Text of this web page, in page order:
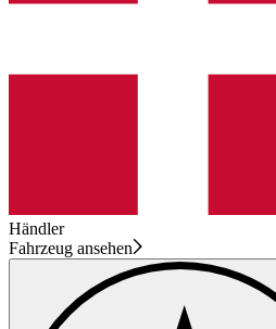
Händler
Fahrzeug ansehen